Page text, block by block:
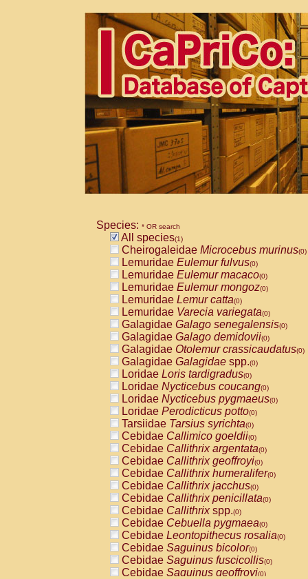
Species: * OR search
All species(1)
Cheirogaleidae Microcebus murinus(0)
Lemuridae Eulemur fulvus(0)
Lemuridae Eulemur macaco(0)
Lemuridae Eulemur mongoz(0)
Lemuridae Lemur catta(0)
Lemuridae Varecia variegata(0)
Galagidae Galago senegalensis(0)
Galagidae Galago demidovii(0)
Galagidae Otolemur crassicaudatus(0)
Galagidae Galagidae spp.(0)
Loridae Loris tardigradus(0)
Loridae Nycticebus coucang(0)
Loridae Nycticebus pygmaeus(0)
Loridae Perodicticus potto(0)
Tarsiidae Tarsius syrichta(0)
Cebidae Callimico goeldii(0)
Cebidae Callithrix argentata(0)
Cebidae Callithrix geoffroyi(0)
Cebidae Callithrix humeralifer(0)
Cebidae Callithrix jacchus(0)
Cebidae Callithrix penicillata(0)
Cebidae Callithrixspp.(0)
Cebidae Cebuella pygmaea(0)
Cebidae Leontopithecus rosalia(0)
Cebidae Saguinus bicolor(0)
Cebidae Saguinus fuscicollis(0)
Cebidae Saguinus geoffroyi(0)